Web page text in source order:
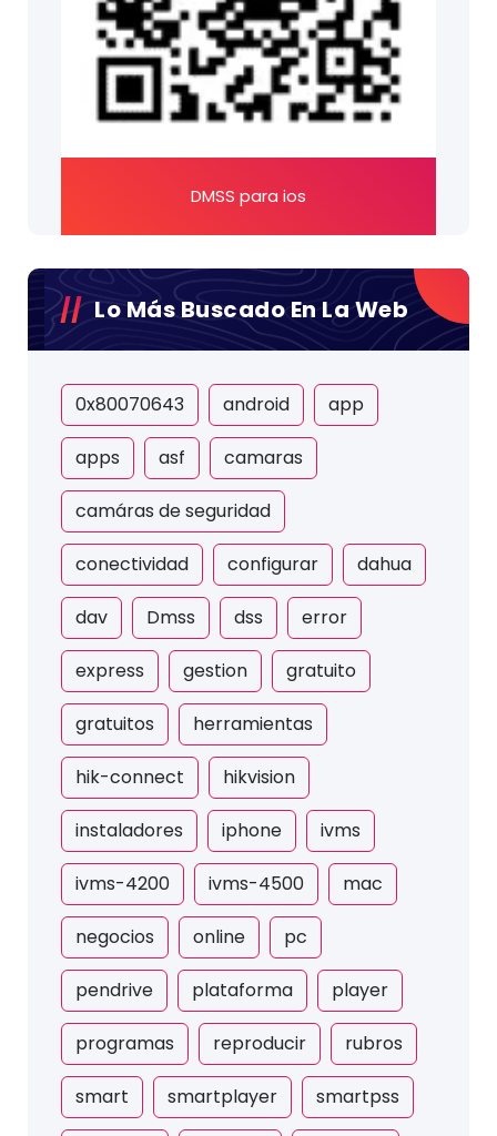
DMSS para ios
Lo Más Buscado En La Web
0x80070643 android app
apps asf camaras
camáras de seguridad
conectividad configurar dahua
dav Dmss dss error
express gestion gratuito
gratuitos herramientas
hik-connect hikvision
instaladores iphone ivms
ivms-4200 ivms-4500 mac
negocios online pc
pendrive plataforma player
programas reproducir rubros
smart smartplayer smartpss